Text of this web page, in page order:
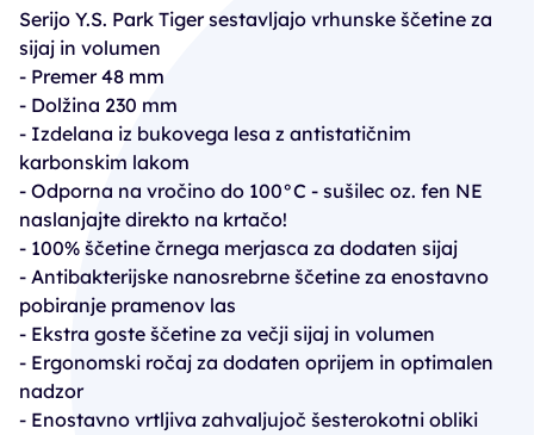
Serijo Y.S. Park Tiger sestavljajo vrhunske ščetine za
sijaj in volumen
- Premer 48 mm
- Dolžina 230 mm
- Izdelana iz bukovega lesa z antistatičnim
karbonskim lakom
- Odporna na vročino do 100°C - sušilec oz. fen NE
naslanjajte direkto na krtačo!
- 100% ščetine črnega merjasca za dodaten sijaj
- Antibakterijske nanosrebrne ščetine za enostavno
pobiranje pramenov las
- Ekstra goste ščetine za večji sijaj in volumen
- Ergonomski ročaj za dodaten oprijem in optimalen
nadzor
- Enostavno vrtljiva zahvaljujoč šesterokotni obliki